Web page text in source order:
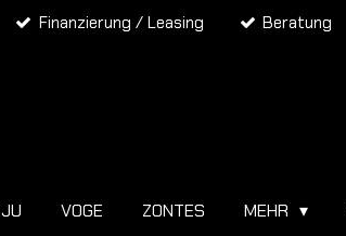
Finanzierung / Leasing Beratung
VOGE ZONTES MEHR